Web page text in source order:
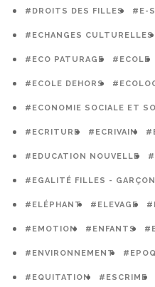
#DROITS DES FILLES #E-
#ECHANGES CULTURELLES
#ECO PATURAGE #ECOLE
#ECOLE DEHORS
#ECONOMIE SOCIALE ET
#ECRITURE #ECRIVAIN
#EDUCATION NOUVELLE
#EGALITÉ FILLES -
#ELÉPHANT #ELEVAGE
#EMOTION #ENFANTS
#ENVIRONNEMENT
#EQUITATION #ESCRIME